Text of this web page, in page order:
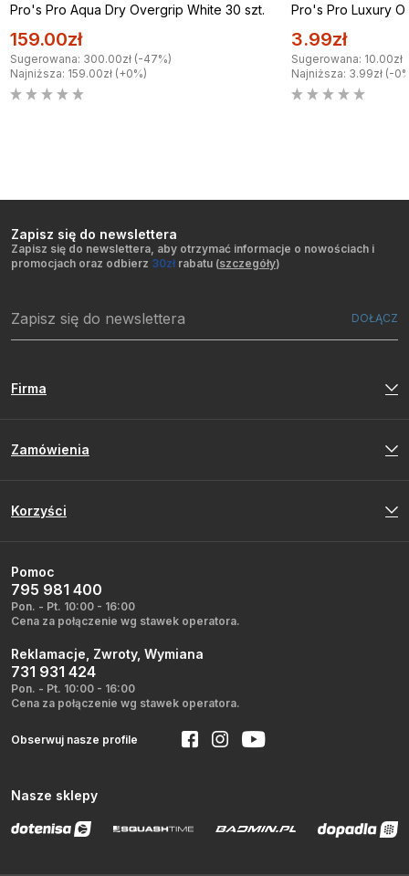
Pro's Pro Aqua Dry Overgrip White 30 szt.
159.00zł
Sugerowana: 300.00zł (-47%)
Najniższa: 159.00zł (+0%)
Pro's Pro Luxury
3.99zł
Sugerowana: 10.00zł
Najniższa: 3.99zł (-
Zapisz się do newslettera
Zapisz się do newslettera, aby otrzymać informacje o nowościach i
promocjach oraz odbierz 30zł rabatu (szczegóły)
Firma
Zamówienia
Korzyści
Pomoc
795 981 400
Pon. - Pt. 10:00 - 16:00
Cena za połączenie wg stawek operatora.
Reklamacje, Zwroty, Wymiana
731 931 424
Pon. - Pt. 10:00 - 16:00
Cena za połączenie wg stawek operatora.
Obserwuj nasze profile
Nasze sklepy